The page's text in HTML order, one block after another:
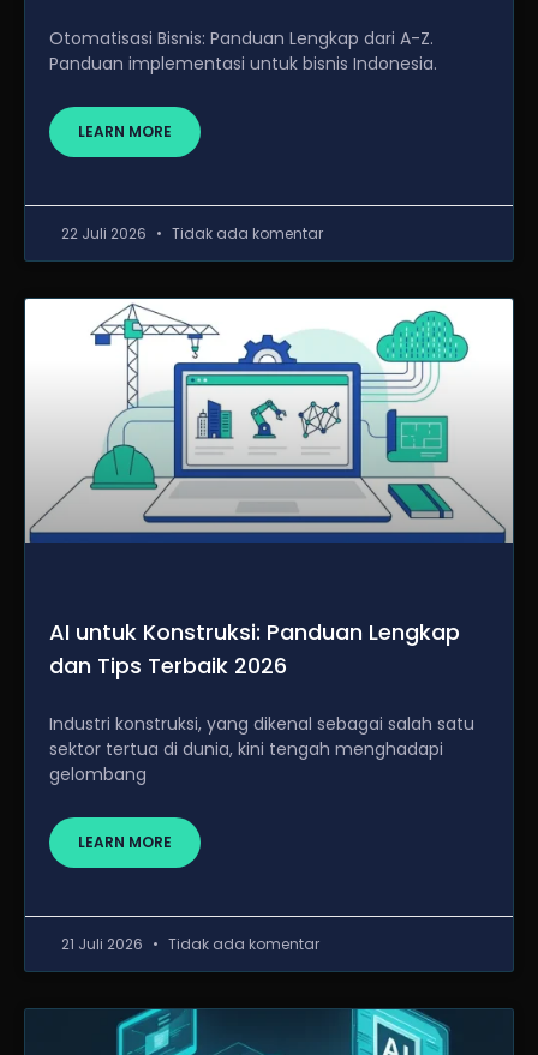
Otomatisasi Bisnis: Panduan Lengkap dari A-Z.
Panduan implementasi untuk bisnis Indonesia.
LEARN MORE
22 Juli 2026 Tidak ada komentar
AI untuk Konstruksi: Panduan Lengkap
dan Tips Terbaik 2026
Industri konstruksi, yang dikenal sebagai salah satu
sektor tertua di dunia, kini tengah menghadapi
gelombang
LEARN MORE
21 Juli 2026 Tidak ada komentar